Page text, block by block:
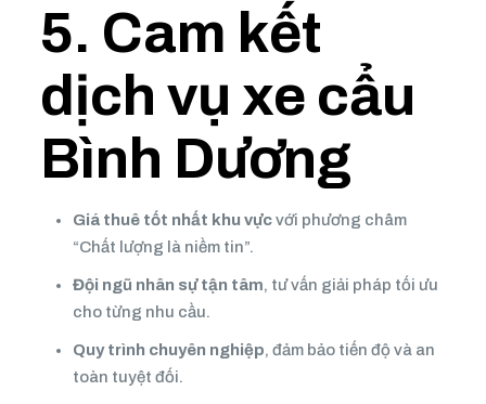
5. Cam kết
dịch vụ xe cẩu
Bình Dương
Giá thuê tốt nhất khu vựcvới phương châm
“Chất lượng là niềm tin”.
Đội ngũ nhân sự tận tâm, tư vấn giải pháp tối ưu
cho từng nhu cầu.
Quy trình chuyên nghiệp, đảm bảo tiến độ và an
toàn tuyệt đối.